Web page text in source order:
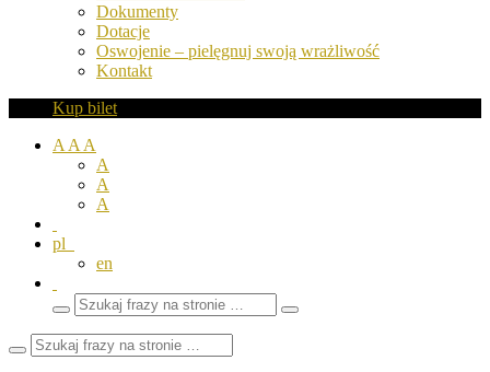
Dokumenty
Dotacje
Oswojenie – pielęgnuj swoją wrażliwość
Kontakt
Kup bilet
A A A
A
A
A
pl
en
Wyszukaj
frazy
Zamknij